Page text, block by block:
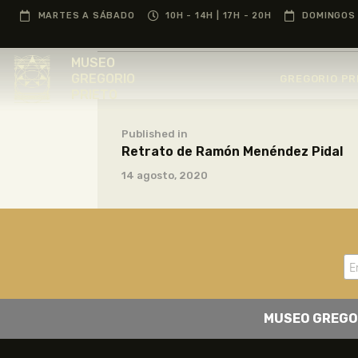
MARTES A SÁBADO 10H - 14H | 17H - 20H
MUSEO
Published in
Retrato de Ramón Menéndez Pidal
14 agosto, 2020
MUSEO